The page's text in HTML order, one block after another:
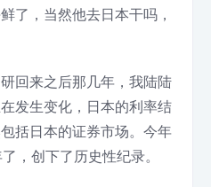
了，当然他去日本干吗，
回来之后那几年，我陆陆
发生变化，日本的利率结
括日本的证券市场。今年
，创下了历史性纪录。